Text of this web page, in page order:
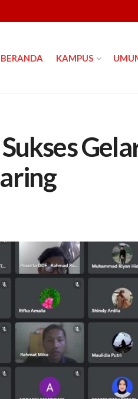
BERANDA KAMPUS